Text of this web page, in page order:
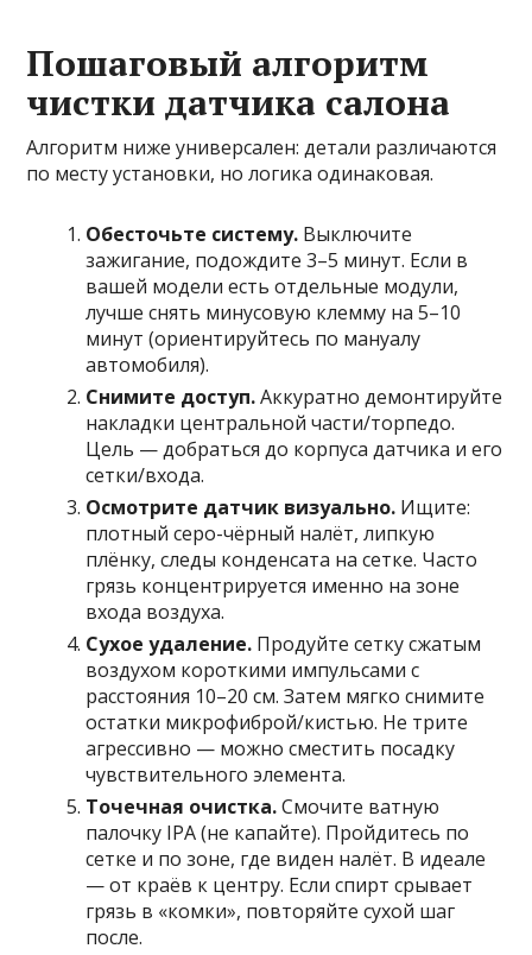
Пошаговый алгоритм
чистки датчика салона
Алгоритм ниже универсален: детали различаются
по месту установки, но логика одинаковая.
Обесточьте систему. Выключите
зажигание, подождите 3–5 минут. Если в
вашей модели есть отдельные модули,
лучше снять минусовую клемму на 5–10
минут (ориентируйтесь по мануалу
автомобиля).
Снимите доступ.Аккуратно демонтируйте
накладки центральной части/торпедо.
Цель — добраться до корпуса датчика и его
сетки/входа.
Осмотрите датчик визуально. Ищите:
плотный серо-чёрный налёт, липкую
плёнку, следы конденсата на сетке. Часто
грязь концентрируется именно на зоне
входа воздуха.
Сухое удаление. Продуйте сетку сжатым
воздухом короткими импульсами с
расстояния 10–20 см. Затем мягко снимите
остатки микрофиброй/кистью. Не трите
агрессивно — можно сместить посадку
чувствительного элемента.
Точечная очистка.Смочите ватную
палочку IPA (не капайте). Пройдитесь по
сетке и по зоне, где виден налёт. В идеале
— от краёв к центру. Если спирт срывает
грязь в «комки», повторяйте сухой шаг
после.